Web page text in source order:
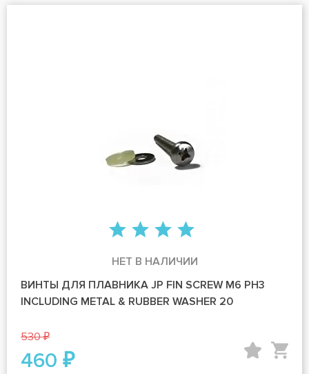
НЕТ В НАЛИЧИИ
ВИНТЫ ДЛЯ ПЛАВНИКА JP FIN SCREW M6 PH3
INCLUDING METAL & RUBBER WASHER 20
530 ₽
460 ₽